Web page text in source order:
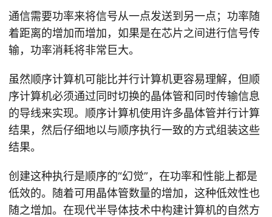
通信需要功率来将信号从一点发送到另一点；功率随
着距离的增加而增加，如果是在芯片之间进行信号传
输，功率消耗将非常巨大。
虽然顺序计算机可能比并行计算机更容易理解，但顺
序计算机必须通过同时切换的晶体管和同时传输信息
的导线来实现。顺序计算机使用许多晶体管并行计算
结果，然后仔细地以与顺序执行一致的方式组装这些
结果。
创建这种执行是顺序的“幻觉”，在功率和性能上都是
低效的。随着可用晶体管数量的增加，这种低效性也
随之增加。在现代半导体技术中构建计算机的自然方